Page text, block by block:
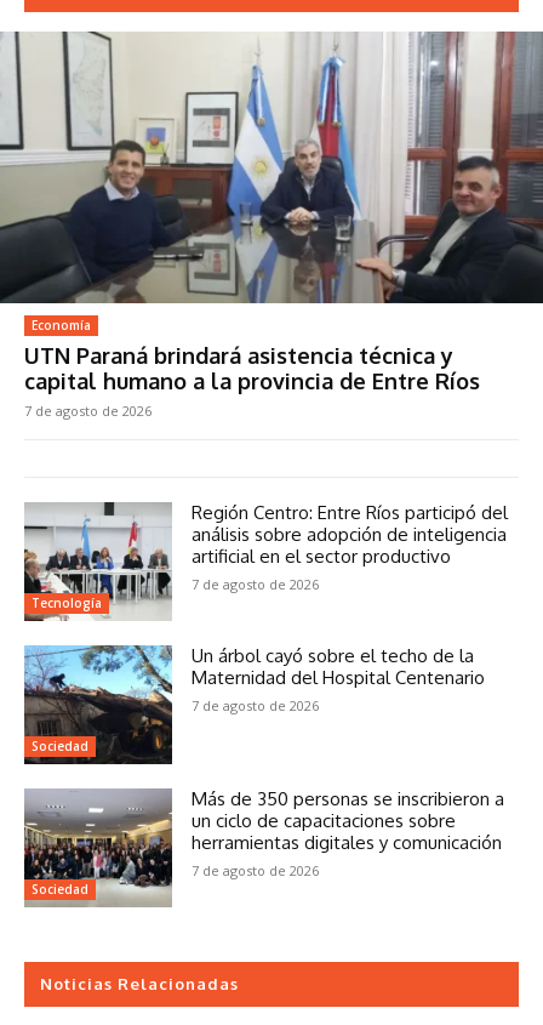
Economía
UTN Paraná brindará asistencia técnica y
capital humano a la provincia de Entre Ríos
7 de agosto de 2026
Tecnología
Región Centro: Entre Ríos participó del
análisis sobre adopción de inteligencia
artificial en el sector productivo
7 de agosto de 2026
Sociedad
Un árbol cayó sobre el techo de la
Maternidad del Hospital Centenario
7 de agosto de 2026
Sociedad
Más de 350 personas se inscribieron a
un ciclo de capacitaciones sobre
herramientas digitales y comunicación
7 de agosto de 2026
Noticias Relacionadas